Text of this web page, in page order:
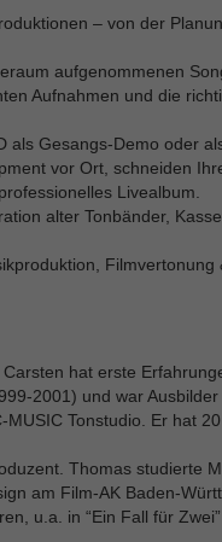
– von der
aufgenommenen
Aufnahmen und die
als Gesangs-Demo oder
vor Ort, schneiden
Livealbum.
alter Tonbänder,
hat erste
2001) und war
Tonstudio. Er hat
Thomas studierte
am Film-AK Baden-
u.a. in “Ein Fall für Zwei”